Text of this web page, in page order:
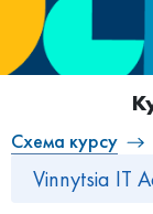
Схема курсу
Vinnytsia IT